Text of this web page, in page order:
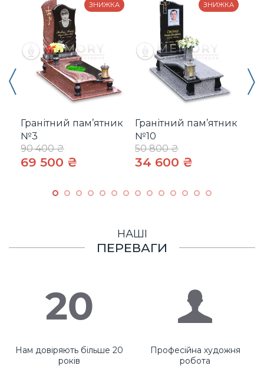
ЗНИЖКА
Гранітний пам’ятник
№3
90 400 ₴
69 500 ₴
ЗНИЖКА
Гранітний пам’ятник
№10
50 800 ₴
34 600 ₴
НАШІ
ПЕРЕВАГИ
Нам довіряють більше 20
років
Професійна художня
робота